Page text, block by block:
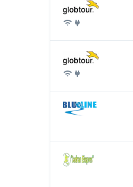
Autobús
Autobús